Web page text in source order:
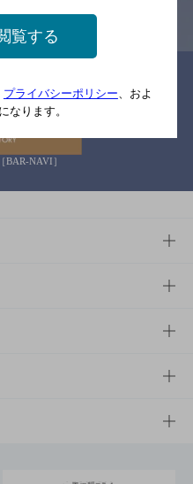
BAR-NAVI］
覧する
プライバシーポリシー 、およ
なります。